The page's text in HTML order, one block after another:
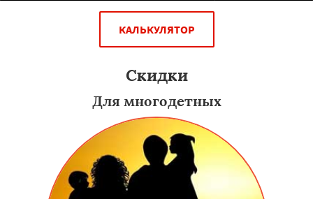
КАЛЬКУЛЯТОР
Скидки
Для многодетных